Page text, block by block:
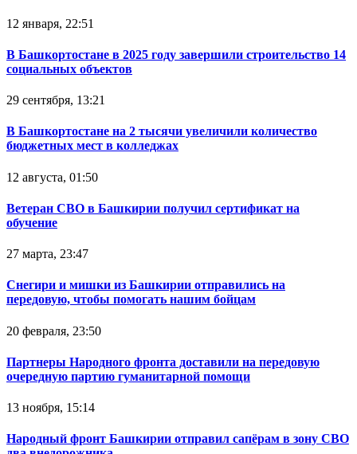
12 января, 22:51
В Башкортостане в 2025 году завершили строительство 14
социальных объектов
29 сентября, 13:21
В Башкортостане на 2 тысячи увеличили количество
бюджетных мест в колледжах
12 августа, 01:50
Ветеран СВО в Башкирии получил сертификат на
обучение
27 марта, 23:47
Снегири и мишки из Башкирии отправились на
передовую, чтобы помогать нашим бойцам
20 февраля, 23:50
Партнеры Народного фронта доставили на передовую
очередную партию гуманитарной помощи
13 ноября, 15:14
Народный фронт Башкирии отправил сапёрам в зону СВО